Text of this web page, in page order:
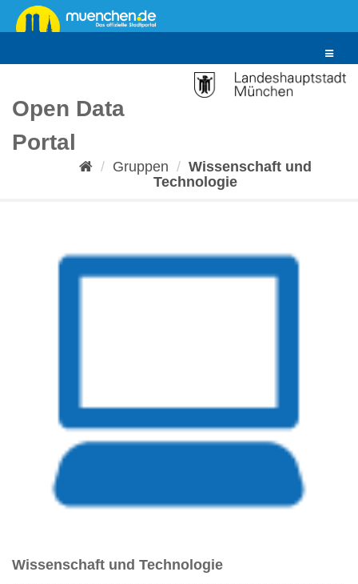
Überspringen
zum
Toggle
Open Data
Portal
Gruppen
Wissenschaft und
Technologie
Wissenschaft und Technologie